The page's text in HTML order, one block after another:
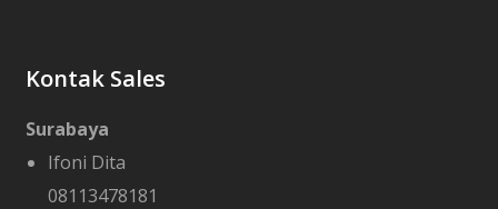
Kontak Sales
Surabaya
Ifoni Dita
08113478181